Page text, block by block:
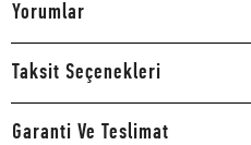
Yorumlar
Taksit Seçenekleri
Garanti Ve Teslimat